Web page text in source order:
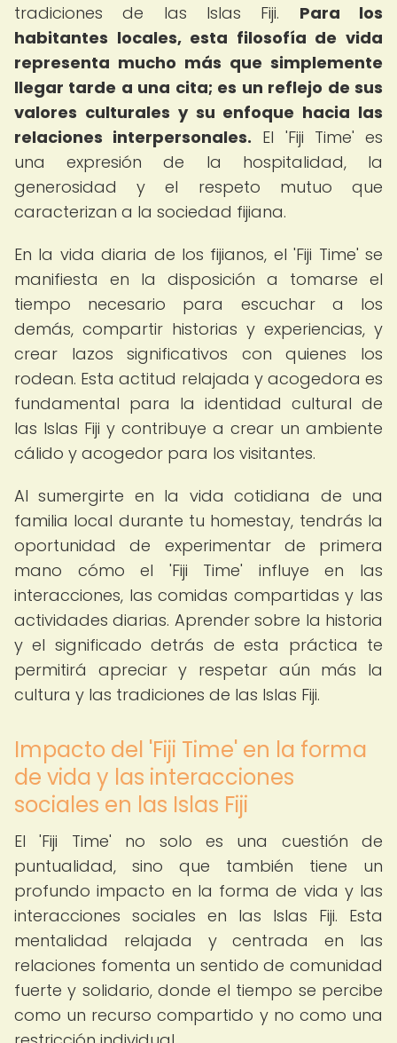
tradiciones de las Islas Fiji. Para los
habitantes locales, esta filosofía de vida
representa mucho más que simplemente
llegar tarde a una cita; es un reflejo de sus
valores culturales y su enfoque hacia las
relaciones interpersonales. El 'Fiji Time' es
una expresión de la hospitalidad, la
generosidad y el respeto mutuo que
caracterizan a la sociedad fijiana.
En la vida diaria de los fijianos, el 'Fiji Time' se
manifiesta en la disposición a tomarse el
tiempo necesario para escuchar a los
demás, compartir historias y experiencias, y
crear lazos significativos con quienes los
rodean. Esta actitud relajada y acogedora es
fundamental para la identidad cultural de
las Islas Fiji y contribuye a crear un ambiente
cálido y acogedor para los visitantes.
Al sumergirte en la vida cotidiana de una
familia local durante tu homestay, tendrás la
oportunidad de experimentar de primera
mano cómo el 'Fiji Time' influye en las
interacciones, las comidas compartidas y las
actividades diarias. Aprender sobre la historia
y el significado detrás de esta práctica te
permitirá apreciar y respetar aún más la
cultura y las tradiciones de las Islas Fiji.
Impacto del 'Fiji Time' en la forma
de vida y las interacciones
sociales en las Islas Fiji
El 'Fiji Time' no solo es una cuestión de
puntualidad, sino que también tiene un
profundo impacto en la forma de vida y las
interacciones sociales en las Islas Fiji. Esta
mentalidad relajada y centrada en las
relaciones fomenta un sentido de comunidad
fuerte y solidario, donde el tiempo se percibe
como un recurso compartido y no como una